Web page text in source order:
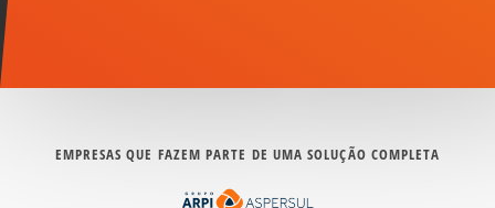
EMPRESAS QUE FAZEM PARTE DE UMA SOLUÇÃO COMPLETA